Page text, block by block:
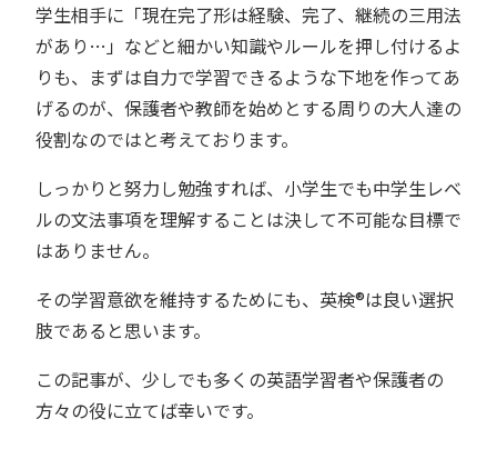
学生相手に「現在完了形は経験、完了、継続の三用法
があり…」などと細かい知識やルールを押し付けるよ
りも、まずは自力で学習できるような下地を作ってあ
げるのが、保護者や教師を始めとする周りの大人達の
役割なのではと考えております。
しっかりと努力し勉強すれば、小学生でも中学生レベ
ルの文法事項を理解することは決して不可能な目標で
はありません。
その学習意欲を維持するためにも、英検®︎は良い選択
肢であると思います。
この記事が、少しでも多くの英語学習者や保護者の
方々の役に立てば幸いです。